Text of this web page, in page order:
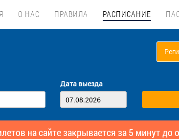
О НАС ПРАВИЛА РАСПИСАНИЕ
Дата выезда
на сайте закрывается за 5 минут до